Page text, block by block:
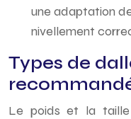
une adaptation
nivellement
Types de
Le poids et la